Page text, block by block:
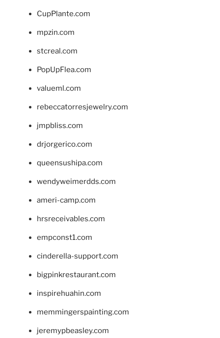
CupPlante.com
mpzin.com
stcreal.com
PopUpFlea.com
valueml.com
rebeccatorresjewelry.com
jmpbliss.com
drjorgerico.com
queensushipa.com
wendyweimerdds.com
ameri-camp.com
hrsreceivables.com
empconst1.com
cinderella-support.com
bigpinkrestaurant.com
inspirehuahin.com
memmingerspainting.com
jeremypbeasley.com